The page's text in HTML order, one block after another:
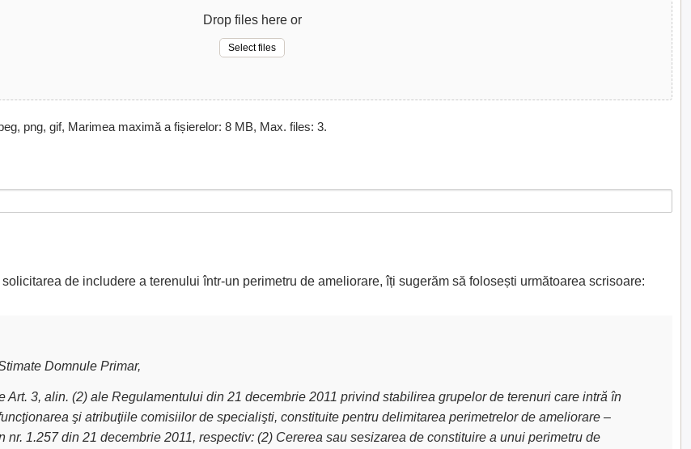
Drop files here or
Select files
png, gif, Marimea maximă a fișierelor: 8 MB, Max. files: 3.
de includere a terenului într-un perimetru de ameliorare, îți sugerăm să folosești următoarea scrisoare:
Domnule Primar,
Art. 3, alin. (2) ale Regulamentului din 21 decembrie 2011 privind stabilirea grupelor de terenuri care intră în
şi atribuţiile comisiilor de specialişti, constituite pentru delimitarea perimetrelor de ameliorare –
nr. 1.257 din 21 decembrie 2011, respectiv: (2) Cererea sau sesizarea de constituire a unui perimetru de